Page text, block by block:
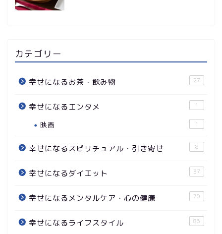
カテゴリー
幸せになるお茶・飲み物 27
幸せになるエンタメ 1
映画 1
幸せになるスピリチュアル・引き寄せ 8
幸せになるダイエット 37
幸せになるメンタルケア・心の健康 70
幸せになるライフスタイル 86